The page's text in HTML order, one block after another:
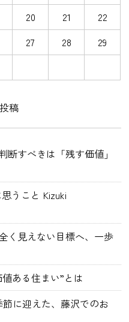
20 21
22
27 28
29
稿
断すべきは「残す価値」
うこと Kizuki
見えない目標へ、一歩
ある住まい”とは
に迎えた、藤沢でのお